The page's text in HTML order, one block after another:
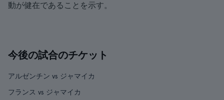
動が健在であることを示す。
今後の試合のチケット
アルゼンチン vs ジャマイカ
フランス vs ジャマイカ